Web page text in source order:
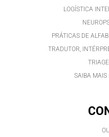
LOGÍSTICA
PRÁTICAS DE
TRADUTOR,
SAIBA MAIS